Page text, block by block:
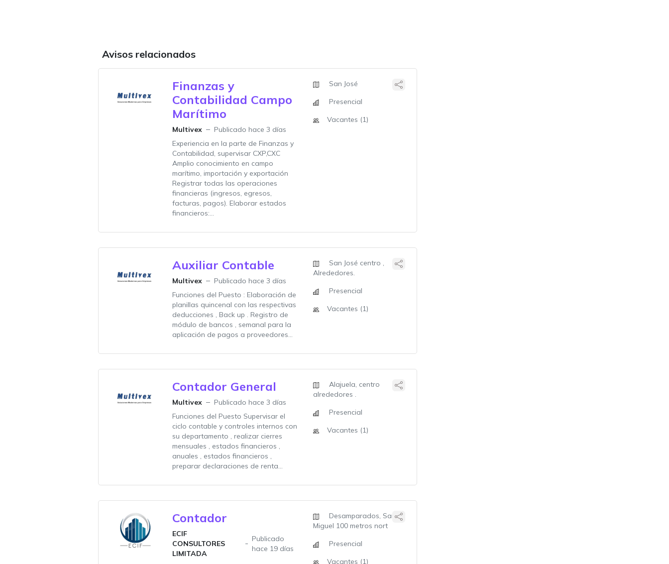
Avisos relacionados
Finanzas y
Contabilidad Campo
Marítimo
Multivex
Publicado hace 3 días
Experiencia en la parte de Finanzas y
Contabilidad, supervisar CXP,CXC
Amplio conocimiento en campo
marítimo, importación y exportación
Registrar todas las operaciones
financieras (ingresos, egresos,
facturas, pagos). Elaborar estados
financieros:...
San José
Presencial
Vacantes (1)
Auxiliar Contable
Multivex
Publicado hace 3 días
Funciones del Puesto : Elaboración de
planillas quincenal con las respectivas
deducciones , Back up . Registro de
módulo de bancos , semanal para la
aplicación de pagos a proveedores...
San José centro ,
Alrededores.
Presencial
Vacantes (1)
Contador General
Multivex
Publicado hace 3 días
Funciones del Puesto Supervisar el
ciclo contable y controles internos con
su departamento , realizar cierres
mensuales , estados financieros ,
anuales , estados financieros ,
preparar declaraciones de renta...
Alajuela, centro
alrededores .
Presencial
Vacantes (1)
Contador
ECIF
CONSULTORES
LIMITADA
Publicado
hace 19 días
Desamparados, San
Miguel 100 metros nort
Presencial
Vacantes (1)